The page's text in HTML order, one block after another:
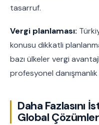
tasarruf.
Vergi planlaması:
konusu dikkatli
bazı ülkeler vergi
profesyonel
Daha Fazlasını
Global